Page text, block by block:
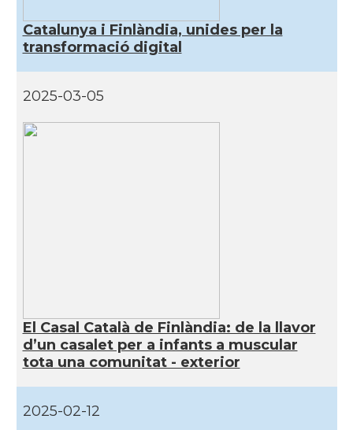
Catalunya i Finlàndia, unides per la
transformació digital
2025-03-05
El Casal Català de Finlàndia: de la llavor
d’un casalet per a infants a muscular
tota una comunitat - exterior
2025-02-12